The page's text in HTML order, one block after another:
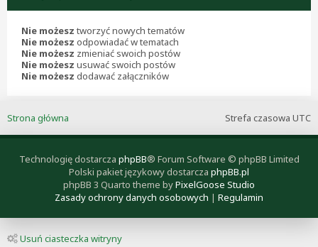
Nie możesz tworzyć nowych tematów
Nie możesz odpowiadać w tematach
Nie możesz zmieniać swoich postów
Nie możesz usuwać swoich postów
Nie możesz dodawać załączników
Strefa czasowa UTC
Strona główna
Technologię dostarcza phpBB® Forum Software © phpBB Limited
Polski pakiet językowy dostarcza phpBB.pl
phpBB 3 Quarto theme byPixelGoose Studio
Zasady ochrony danych osobowych | Regulamin
Usuń ciasteczka witryny